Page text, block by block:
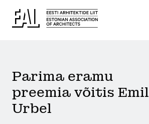
Parima eramu
preemia võitis Emil
Urbel